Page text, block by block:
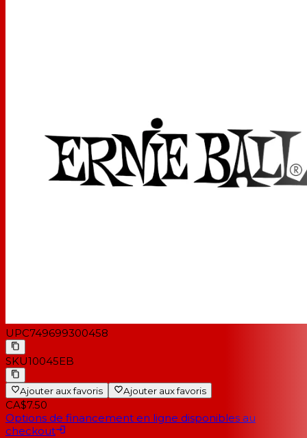
UPC749699300458
SKU10045EB
Ajouter aux favoris Ajouter aux favoris
CA$7.50
Options de financement en ligne disponibles au
checkout